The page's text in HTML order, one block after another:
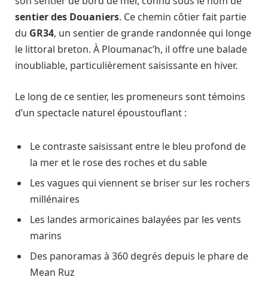
sentier des Douaniers. Ce chemin côtier fait partie
du GR34, un sentier de grande randonnée qui longe
le littoral breton. À Ploumanac’h, il offre une balade
inoubliable, particulièrement saisissante en hiver.
Le long de ce sentier, les promeneurs sont témoins
d’un spectacle naturel époustouflant :
Le contraste saisissant entre le bleu profond de
la mer et le rose des roches et du sable
Les vagues qui viennent se briser sur les rochers
millénaires
Les landes armoricaines balayées par les vents
marins
Des panoramas à 360 degrés depuis le phare de
Mean Ruz